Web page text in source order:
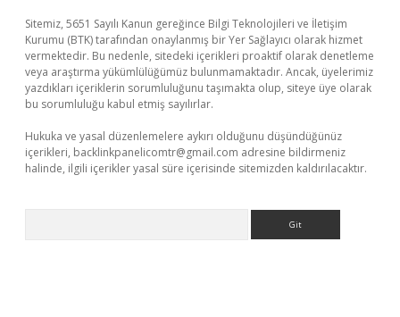
Sitemiz, 5651 Sayılı Kanun gereğince Bilgi Teknolojileri ve İletişim
Kurumu (BTK) tarafından onaylanmış bir Yer Sağlayıcı olarak hizmet
vermektedir. Bu nedenle, sitedeki içerikleri proaktif olarak denetleme
veya araştırma yükümlülüğümüz bulunmamaktadır. Ancak, üyelerimiz
yazdıkları içeriklerin sorumluluğunu taşımakta olup, siteye üye olarak
bu sorumluluğu kabul etmiş sayılırlar.
Hukuka ve yasal düzenlemelere aykırı olduğunu düşündüğünüz
içerikleri, backlinkpanelicomtr@gmail.com adresine bildirmeniz
halinde, ilgili içerikler yasal süre içerisinde sitemizden kaldırılacaktır.